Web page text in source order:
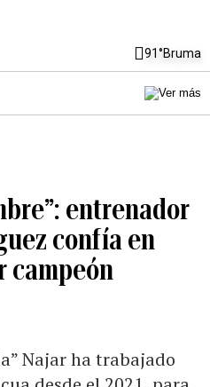
91°Bruma
entrenador
confía en
campeón
Najar ha trabajado